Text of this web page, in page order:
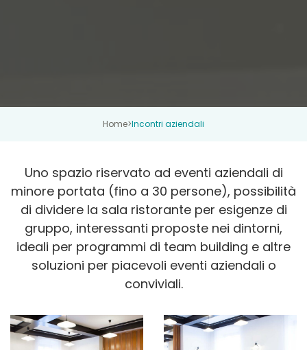
Home>Incontri aziendali
Uno spazio riservato ad eventi aziendali di
minore portata (fino a 30 persone), possibilità
di dividere la sala ristorante per esigenze di
gruppo, interessanti proposte nei dintorni,
ideali per programmi di team building e altre
soluzioni per piacevoli eventi aziendali o
conviviali.